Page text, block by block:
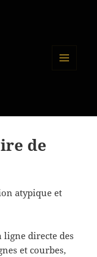
de
atypique et
directe des
et courbes,